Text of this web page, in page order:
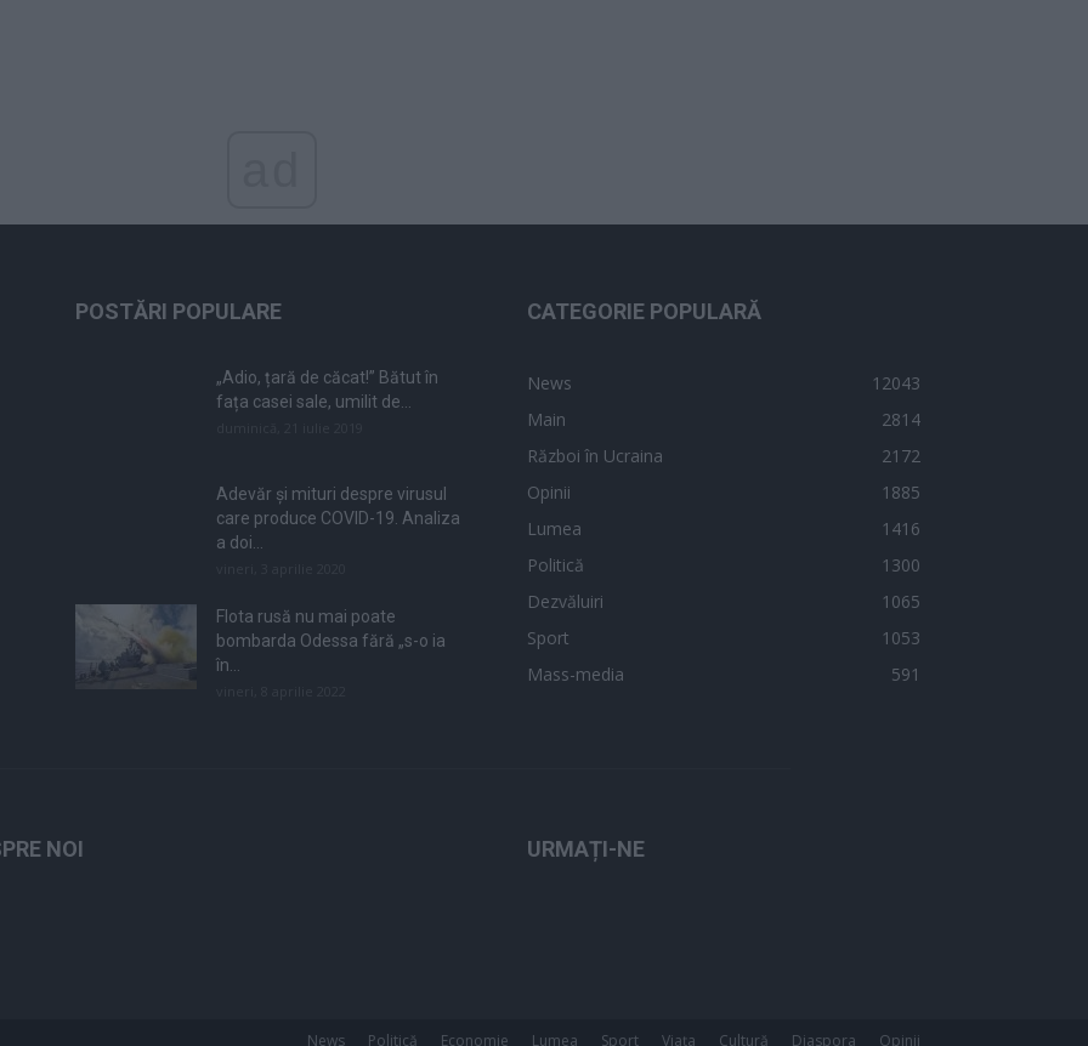
POSTĂRI POPULARE
„Adio, țară de căcat!” Bătut în
fața casei sale, umilit de...
Adevăr și mituri despre virusul
care produce COVID-19. Analiza
a doi...
Flota rusă nu mai poate
bombarda Odessa fără „s-o ia
în...
CATEGORIE POPULARĂ
News
12043
Main
2814
Război în Ucraina
2172
Opinii
1885
Lumea
1416
Politică
1300
Dezvăluiri
1065
Sport
1053
Mass-media
591
NOI URMAȚI-NE
News Politică Economie Lumea Sport Viața Cultură Diaspora Opinii